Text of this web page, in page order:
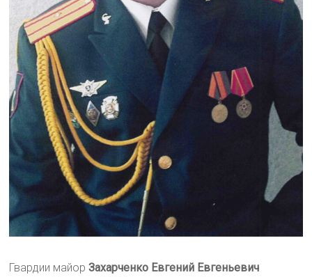
Гвардии майорЗахарченко Евгений Евгеньевич